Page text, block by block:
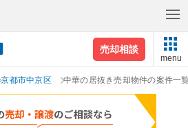
売却相談
menu
京都市中京区 中華の居抜き売却物件の案件一